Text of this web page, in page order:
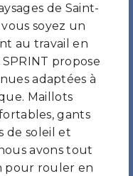
de Saint-
soyez un
au travail en
SPRINT propose
adaptées à
Maillots
gants
de soleil et
avons tout
pour rouler en